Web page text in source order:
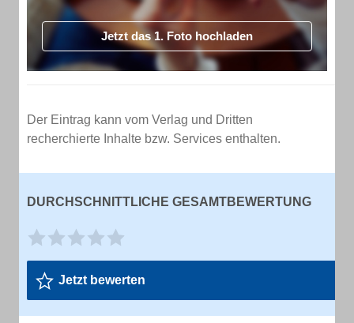
Jetzt das 1. Foto hochladen
Der Eintrag kann vom Verlag und Dritten
recherchierte Inhalte bzw. Services enthalten.
DURCHSCHNITTLICHE GESAMTBEWERTUNG
Jetzt bewerten